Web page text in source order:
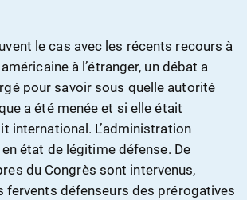
le cas avec les récents recours à
à l’étranger, un débat a
pour savoir sous quelle autorité
a été menée et si elle était
international. L’administration
état de légitime défense. De
du Congrès sont intervenus,
fervents défenseurs des prérogatives